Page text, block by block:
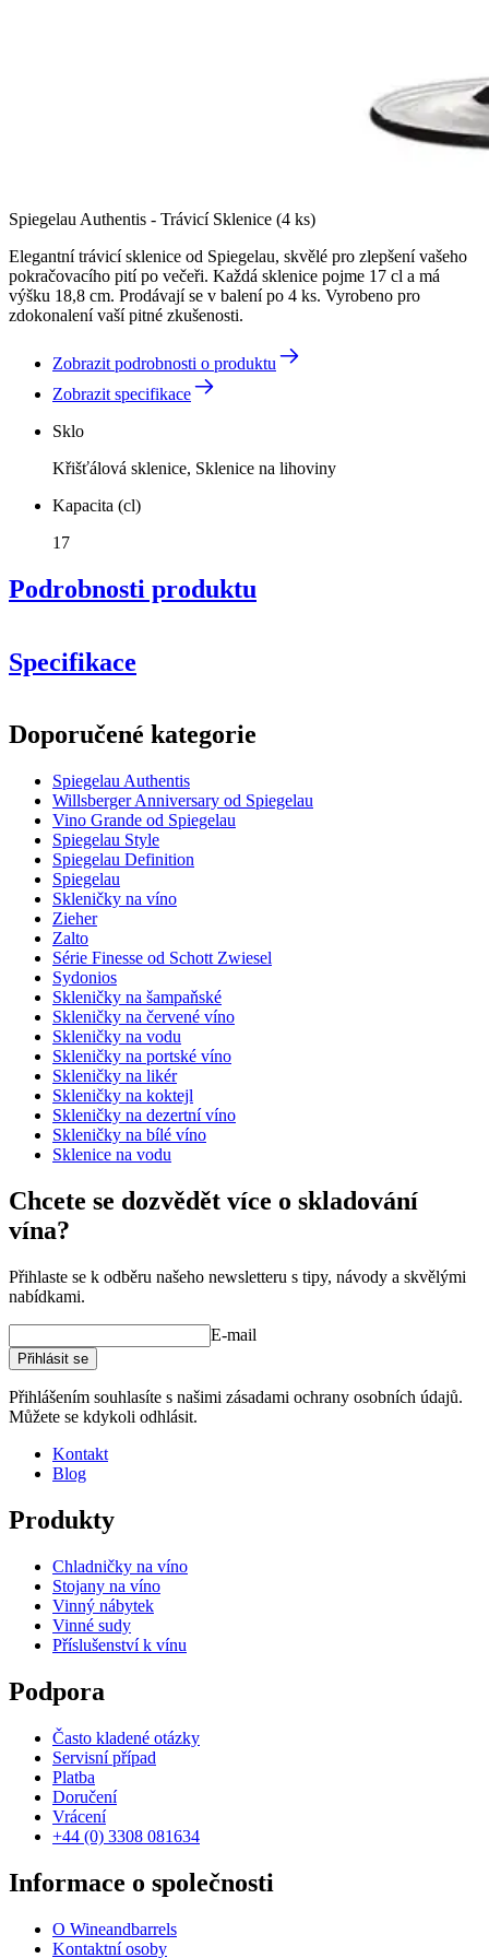
Spiegelau Authentis - Trávicí Sklenice (4 ks)
Elegantní trávicí sklenice od Spiegelau, skvělé pro zlepšení vašeho
pokračovacího pití po večeři. Každá sklenice pojme 17 cl a má
výšku 18,8 cm. Prodávají se v balení po 4 ks. Vyrobeno pro
zdokonalení vaší pitné zkušenosti.
Zobrazit podrobnosti o produktu
Zobrazit specifikace
Sklo
Křišťálová sklenice, Sklenice na lihoviny
Kapacita (cl)
17
Podrobnosti produktu
Specifikace
Číslo produktu4400170
Obecné
VýrobceSpiegelau
Rozměry (ŠxVxH cm)
Hmotnost (kg)0.175
Výška (cm)22.5
Šířka (cm)
Produktová řadaAuthentis
SkloKřišťálová sklenice, Sklenice na lihoviny
Průměr (cm)6.2
Kapacita (cl)17
Wine Glasses
Status When Soldoutactive
Doporučené kategorie
Spiegelau Authentis
Willsberger Anniversary od Spiegelau
Vino Grande od Spiegelau
Spiegelau Style
Spiegelau Definition
Spiegelau
Skleničky na víno
Zieher
Zalto
Série Finesse od Schott Zwiesel
Sydonios
Skleničky na šampaňské
Skleničky na červené víno
Skleničky na vodu
Skleničky na portské víno
Skleničky na likér
Skleničky na koktejl
Skleničky na dezertní víno
Skleničky na bílé víno
Sklenice na vodu
Chcete se dozvědět více o skladování
vína?
Přihlaste se k odběru našeho newsletteru s tipy, návody a skvělými
nabídkami.
E-mail
Přihlásit se
Přihlášením souhlasíte s našimi zásadami ochrany osobních údajů.
Můžete se kdykoli odhlásit.
Kontakt
Blog
Produkty
Chladničky na víno
Stojany na víno
Vinný nábytek
Vinné sudy
Příslušenství k vínu
Podpora
Často kladené otázky
Servisní případ
Platba
Doručení
Vrácení
+44 (0) 3308 081634
Informace o společnosti
O Wineandbarrels
Kontaktní osoby